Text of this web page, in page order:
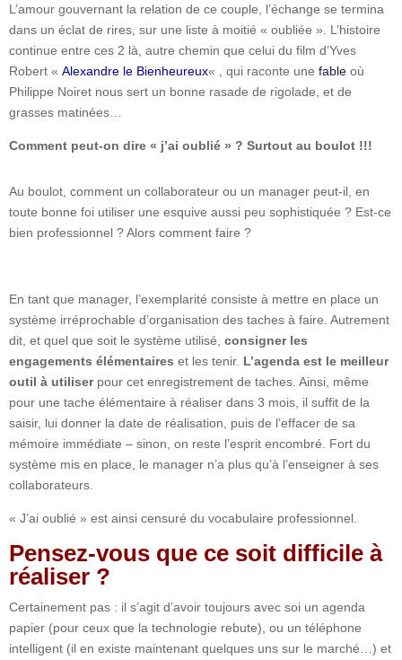
L’amour gouvernant la relation de ce couple, l’échange se termina
dans un éclat de rires, sur une liste à moitié « oubliée ». L’histoire
continue entre ces 2 là, autre chemin que celui du film d’Yves
Robert « Alexandre le Bienheureux« , qui raconte une fable où
Philippe Noiret nous sert un bonne rasade de rigolade, et de
grasses matinées…
Comment peut-on dire « j’ai oublié » ? Surtout au boulot !!!
Au boulot, comment un collaborateur ou un manager peut-il, en
toute bonne foi utiliser une esquive aussi peu sophistiquée ? Est-ce
bien professionnel ? Alors comment faire ?
En tant que manager, l’exemplarité consiste à mettre en place un
système irréprochable d’organisation des taches à faire. Autrement
dit, et quel que soit le système utilisé, consigner les
engagements élémentaires et les tenir. L’agenda est le meilleur
outil à utiliserpour cet enregistrement de taches. Ainsi, même
pour une tache élémentaire à réaliser dans 3 mois, il suffit de la
saisir, lui donner la date de réalisation, puis de l’effacer de sa
mémoire immédiate – sinon, on reste l’esprit encombré. Fort du
système mis en place, le manager n’a plus qu’à l’enseigner à ses
collaborateurs.
« J’ai oublié » est ainsi censuré du vocabulaire professionnel.
Pensez-vous que ce soit difficile à
réaliser ?
Certainement pas : il s’agit d’avoir toujours avec soi un agenda
papier (pour ceux que la technologie rebute), ou un téléphone
intelligent (il en existe maintenant quelques uns sur le marché…) et